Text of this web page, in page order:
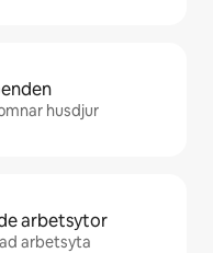
husdjur
arbetsytor
arbetsyta